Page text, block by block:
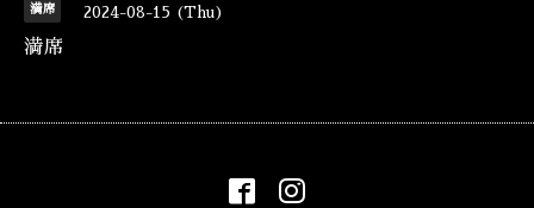
満席 2024-08-15 (Thu)
満席